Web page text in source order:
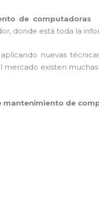
de computadoras
donde está toda la
nuevas
mercado existen
mantenimiento de